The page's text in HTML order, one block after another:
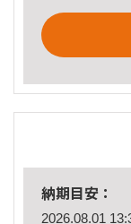
納期目安：
2026.08.01